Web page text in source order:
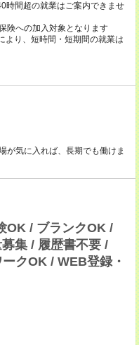
時間超の就業はご案内できませ
険への加入対象となります
より、短時間・短期間の就業は
気に入れば、長期でも働けま
OK / ブランクOK /
集 / 履歴書不要 /
クOK / WEB登録・